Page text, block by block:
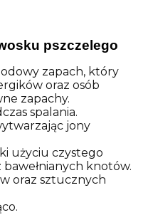
pszczelego
zapach, który
oraz osób
zapachy.
spalania.
jony
użyciu czystego
knotów.
oraz sztucznych